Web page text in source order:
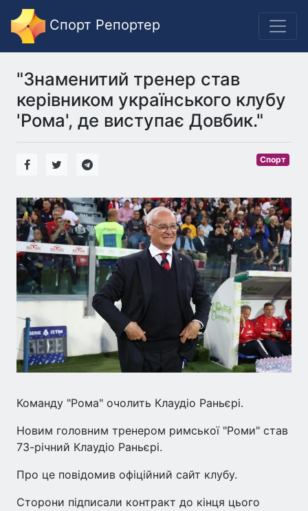
Спорт Репортер
"Знаменитий тренер став
керівником українського клубу
'Рома', де виступає Довбик."
Спорт
Команду "Рома" очолить Клаудіо Раньєрі.
Новим головним тренером римської "Роми" став
73-річний Клаудіо Раньєрі.
Про це повідомив офіційний сайт клубу.
Сторони підписали контракт до кінця цього